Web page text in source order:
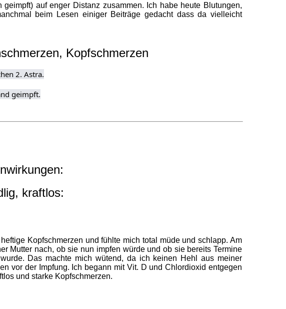
auf enger Distanz zusammen. Ich habe heute Blutungen,
beim Lesen einiger Beiträge gedacht dass da vielleicht
Kopfschmerzen
2. Astra.
geimpft.
kraftlos:
Kopfschmerzen und fühlte mich total müde und schlapp. Am
Mutter nach, ob sie nun impfen würde und ob sie bereits Termine
Das machte mich wütend, da ich keinen Hehl aus meiner
vor der Impfung. Ich begann mit Vit. D und Chlordioxid entgegen
und starke Kopfschmerzen.